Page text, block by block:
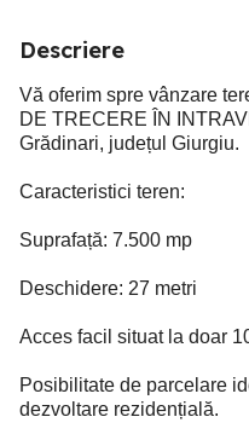
Descriere
Vă oferim spre vânzare
DE TRECERE ÎN
Grădinari, județul Giurgiu.
Caracteristici teren:
Suprafață: 7.500 mp
Deschidere: 27 metri
Acces facil situat la doar
Posibilitate de parcelare
dezvoltare rezidențială.